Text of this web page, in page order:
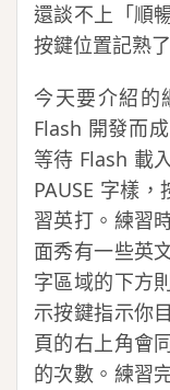
還談不上「順
按鍵位置記熟了
今天要介紹的
Flash 開發而
等待 Flash 載
PAUSE 字樣
習英打。練習
面秀有一些英
字區域的下方
示按鍵指示你
頁的右上角會
的次數。練習